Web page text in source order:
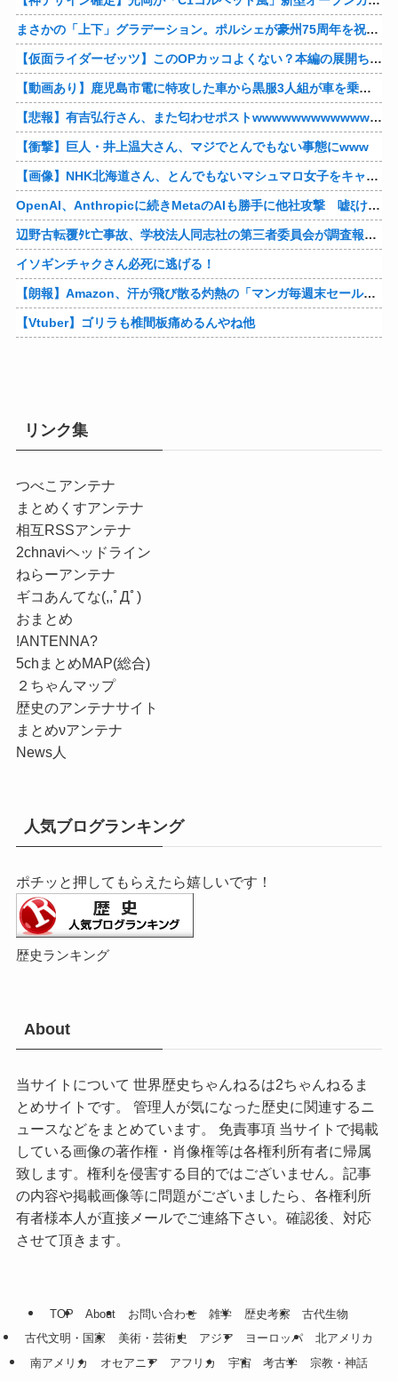
まさかの「上下」グラデーション。ポルシェが豪州75周年を祝う特別モデル「911 Turbo S Land Down Under」を発表、1951年の「見果てぬ夢」が内外装に再現
【仮面ライダーゼッツ】このOPカッコよくない？本編の展開ちゃんと反映してて完成度高いし
【動画あり】鹿児島市電に特攻した車から黒服3人組が車を乗り捨てて逃走
【悲報】有吉弘行さん、また匂わせポストwwwwwwwwwwwwwwww
【衝撃】巨人・井上温大さん、マジでとんでもない事態にwww
【画像】NHK北海道さん、とんでもないマシュマロ女子をキャスターに起用してしまうwwwwwwww
OpenAI、Anthropicに続きMetaのAIも勝手に他社攻撃 嘘ξけど何これ流行ってんの？
辺野古転覆ﾀﾋ亡事故、学校法人同志社の第三者委員会が調査報告書を公表 … 安全配慮義務違反や安全管理に関する検証を妨げた組織風土の存在を指摘
イソギンチャクさん必死に逃げる！
【朗報】Amazon、汗が飛び散る灼熱の「マンガ毎週末セール（50%還元）」を開催！他
【Vtuber】ゴリラも椎間板痛めるんやね他
リンク集
つべこアンテナ
まとめくすアンテナ
相互RSSアンテナ
2chnaviヘッドライン
ねらーアンテナ
ギコあんてな(,,ﾟДﾟ)
おまとめ
!ANTENNA?
5chまとめMAP(総合)
２ちゃんマップ
歴史のアンテナサイト
まとめνアンテナ
News人
人気ブログランキング
ポチッと押してもらえたら嬉しいです！
歴史ランキング
About
当サイトについて 世界歴史ちゃんねるは2ちゃんねるま
とめサイトです。 管理人が気になった歴史に関連するニ
ュースなどをまとめています。 免責事項 当サイトで掲載
している画像の著作権・肖像権等は各権利所有者に帰属
致します。権利を侵害する目的ではございません。記事
の内容や掲載画像等に問題がございましたら、各権利所
有者様本人が直接メールでご連絡下さい。確認後、対応
させて頂きます。
TOP About お問い合わせ 雑学 歴史考察
古代生物
古代文明・国家
美術・芸術史 アジア ヨーロッパ
北アメリカ
南アメリカ
オセアニア アフリカ 宇宙 考古学
宗教・神話